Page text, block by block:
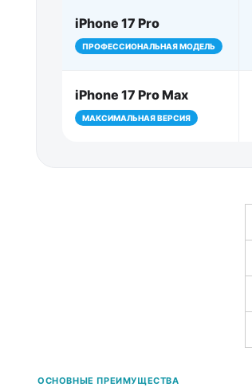
iPhone 17 Pro
ПРОФЕССИОНАЛЬНАЯ МОДЕЛЬ
iPhone 17 Pro Max
МАКСИМАЛЬНАЯ ВЕРСИЯ
ОСНОВНЫЕ ПРЕИМУЩЕСТВА